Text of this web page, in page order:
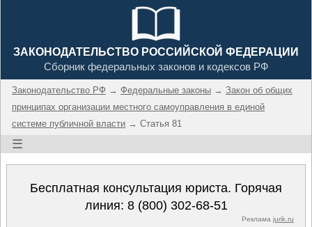
ЗАКОНОДАТЕЛЬСТВО РОССИЙСКОЙ ФЕДЕРАЦИИ
Сборник федеральных законов и кодексов РФ
Законодательство РФ → Федеральные законы → Закон об общих
принципах организации местного самоуправления в единой
системе публичной власти → Статья 81
☰
Бесплатная консультация юриста. Горячая
линия: 8 (800) 302-68-51
Реклама jurik.ru